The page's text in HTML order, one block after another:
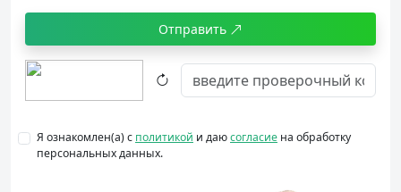
Отправить
Я ознакомлен(а) с политикой и даюсогласие на обработку
персональных данных.